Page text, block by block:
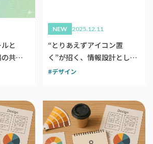
と
共通
NEW 2025.12.11
“とりあえずアイコン置
く”が招く、情報設計として
のアイコン
デザイン